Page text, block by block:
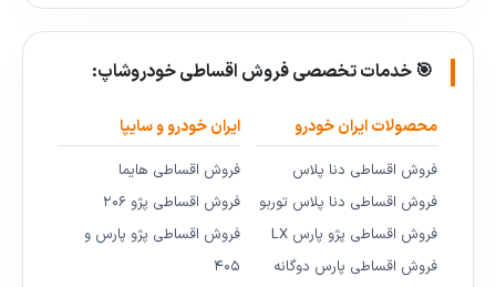
🎯 خدمات تخصصی فروش اقساطی خودروشاپ:
محصولات ایران خودرو
فروش اقساطی دنا پلاس
فروش اقساطی دنا پلاس توربو
فروش اقساطی پژو پارس LX
فروش اقساطی پارس دوگانه
ایران خودرو و سایپا
فروش اقساطی هایما
فروش اقساطی پژو ۲۰۶
فروش اقساطی پژو پارس و
۴۰۵